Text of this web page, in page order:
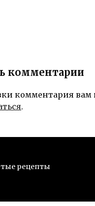
комментарии
комментария вам
.
рецепты